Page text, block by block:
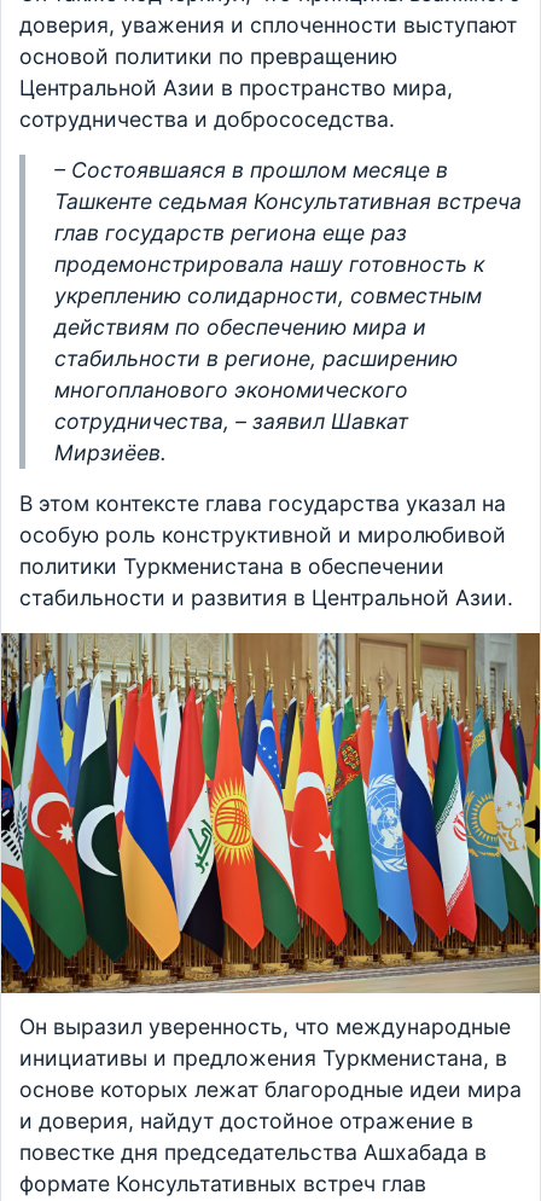
доверия, уважения и сплоченности выступают
основой политики по превращению
Центральной Азии в пространство мира,
сотрудничества и добрососедства.
– Состоявшаяся в прошлом месяце в
Ташкенте седьмая Консультативная встреча
глав государств региона еще раз
продемонстрировала нашу готовность к
укреплению солидарности, совместным
действиям по обеспечению мира и
стабильности в регионе, расширению
многопланового экономического
сотрудничества, – заявил Шавкат
Мирзиёев.
В этом контексте глава государства указал на
особую роль конструктивной и миролюбивой
политики Туркменистана в обеспечении
стабильности и развития в Центральной Азии.
Он выразил уверенность, что международные
инициативы и предложения Туркменистана, в
основе которых лежат благородные идеи мира
и доверия, найдут достойное отражение в
повестке дня председательства Ашхабада в
формате Консультативных встреч глав